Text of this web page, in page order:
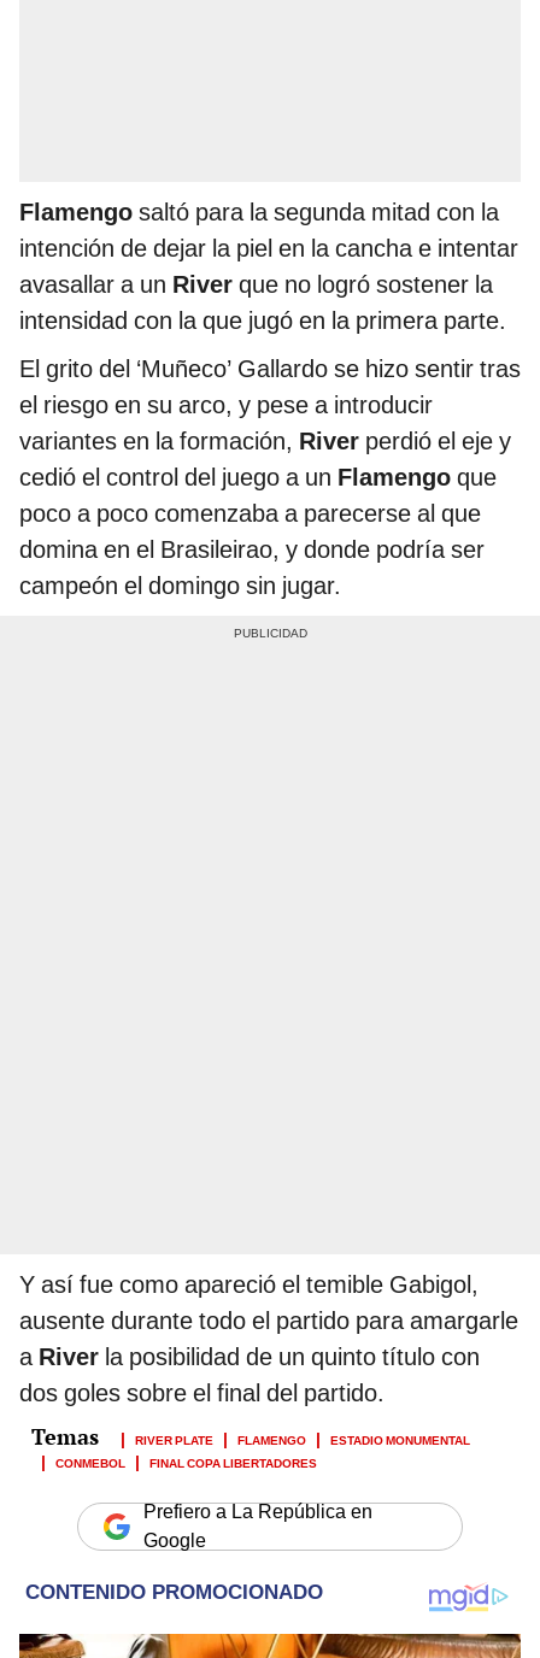
Flamengo saltó para la segunda mitad con la
intención de dejar la piel en la cancha e intentar
avasallar a un River que no logró sostener la
intensidad con la que jugó en la primera parte.
El grito del ‘Muñeco’ Gallardo se hizo sentir tras
el riesgo en su arco, y pese a introducir
variantes en la formación, River perdió el eje y
cedió el control del juego a un Flamengo que
poco a poco comenzaba a parecerse al que
domina en el Brasileirao, y donde podría ser
campeón el domingo sin jugar.
Y así fue como apareció el temible Gabigol,
ausente durante todo el partido para amargarle
a River la posibilidad de un quinto título con
dos goles sobre el final del partido.
RIVER PLATE FLAMENGO
ESTADIO MONUMENTAL
CONMEBOL
FINAL COPA LIBERTADORES
Prefiero a La República en
Google